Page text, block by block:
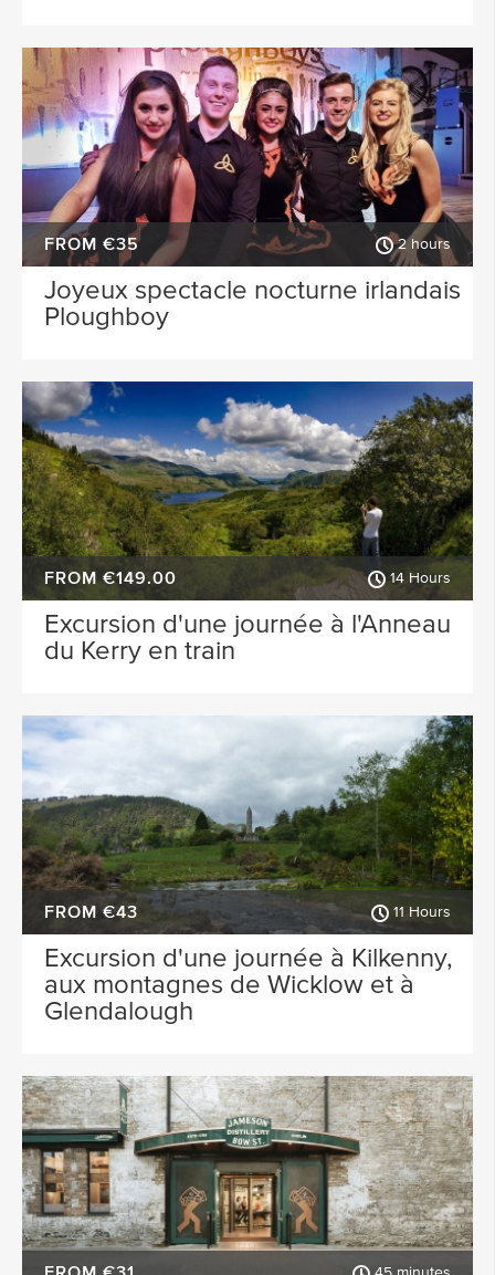
FROM €35 2 hours
Joyeux spectacle nocturne irlandais
Ploughboy
FROM €149.00 14 Hours
Excursion d'une journée à l'Anneau
du Kerry en train
FROM €43 11 Hours
Excursion d'une journée à Kilkenny,
aux montagnes de Wicklow et à
Glendalough